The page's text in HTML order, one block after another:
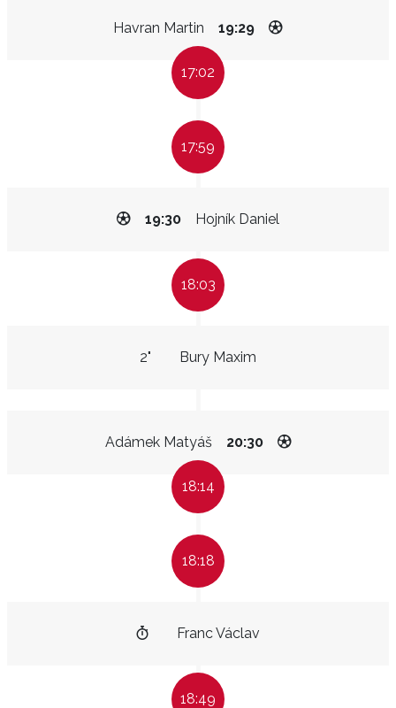
Havran Martin 19:29
17:02
17:59
Hojník Daniel
19:30
18:03
Bury Maxim
2"
Adámek Matyáš 20:30
18:14
18:18
Franc Václav
18:49